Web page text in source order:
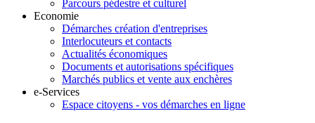
Parcours pédestre et culturel
Economie
Démarches création d'entreprises
Interlocuteurs et contacts
Actualités économiques
Documents et autorisations spécifiques
Marchés publics et vente aux enchères
e-Services
Espace citoyens - vos démarches en ligne